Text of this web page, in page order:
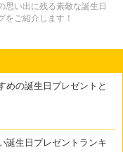
思い出に残る素敵な誕生日
をご紹介します！
めの誕生日プレゼントと
誕生日プレゼントランキ